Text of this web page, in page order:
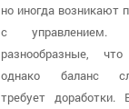
но иногда возникают
с управлением.
разнообразные,
однако баланс
требует доработки.